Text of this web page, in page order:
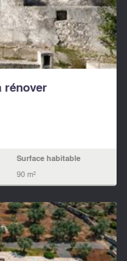
rénover
Surface habitable
90 m²